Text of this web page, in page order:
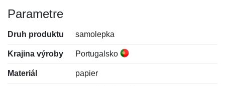
Parametre
Druh produktu samolepka
Krajina výroby Portugalsko
Materiál papier